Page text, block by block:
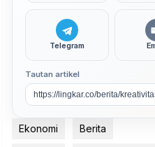
Telegram
Tautan artikel
Ekonomi Berita